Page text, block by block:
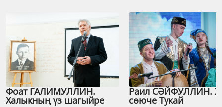
Фоат ГАЛИМУЛЛИН.
Халыкның үз шагыйре
Раил СӘЙФУЛЛИН.
сөюче Тукай